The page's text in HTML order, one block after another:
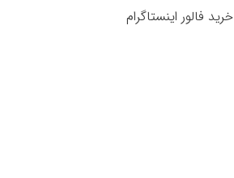
خرید فالور اینستاگرام